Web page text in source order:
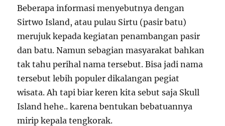
Beberapa informasi menyebutnya dengan
Sirtwo Island, atau pulau Sirtu (pasir batu)
merujuk kepada kegiatan penambangan pasir
dan batu. Namun sebagian masyarakat bahkan
tak tahu perihal nama tersebut. Bisa jadi nama
tersebut lebih populer dikalangan pegiat
wisata. Ah tapi biar keren kita sebut saja Skull
Island hehe.. karena bentukan bebatuannya
mirip kepala tengkorak.